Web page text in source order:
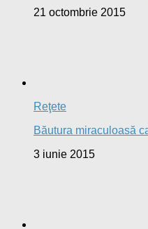
21 octombrie 2015
Reţete
Băutura miraculoasă
3 iunie 2015